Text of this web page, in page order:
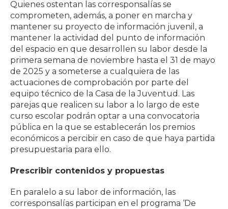
Quienes ostentan las corresponsalías se
comprometen, además, a poner en marcha y
mantener su proyecto de información juvenil, a
mantener la actividad del punto de información
del espacio en que desarrollen su labor desde la
primera semana de noviembre hasta el 31 de mayo
de 2025 y a someterse a cualquiera de las
actuaciones de comprobación por parte del
equipo técnico de la Casa de la Juventud. Las
parejas que realicen su labor a lo largo de este
curso escolar podrán optar a una convocatoria
pública en la que se establecerán los premios
económicos a percibir en caso de que haya partida
presupuestaria para ello.
Prescribir contenidos y propuestas
En paralelo a su labor de información, las
corresponsalías participan en el programa ‘De